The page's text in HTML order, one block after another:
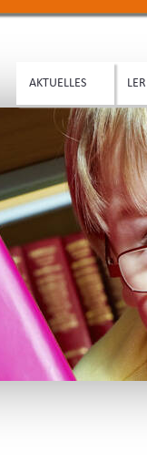
AKTUELLES